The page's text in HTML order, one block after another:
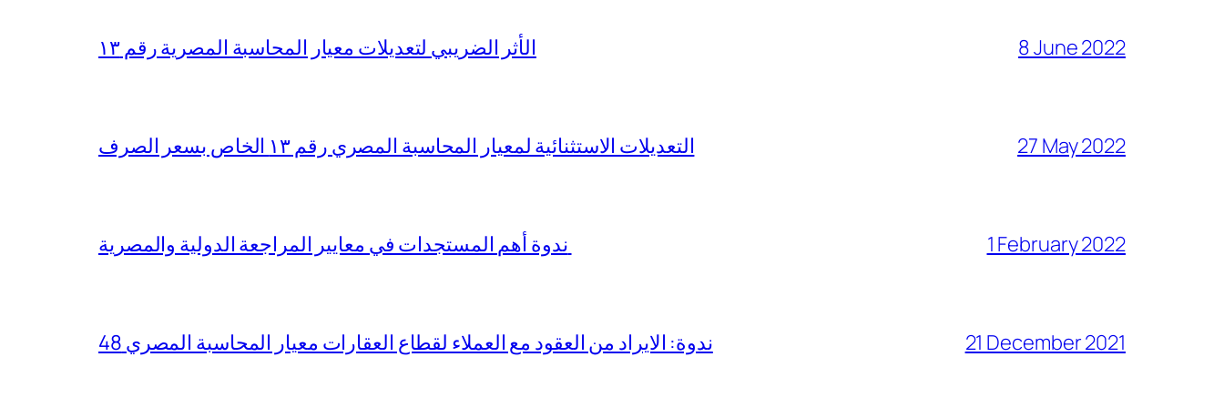
الأثر الضريبي لتعديلات معيار المحاسبة المصرية رقم ١٣ 8 June 2022
التعديلات الاستثنائية لمعيار المحاسبة المصري رقم ١٣ الخاص بسعر الصرف 27 May 2022
1 February 2022
ندوة: الايراد من العقود مع العملاء لقطاع العقارات معيار المحاسبة المصري 48 21 December 2021